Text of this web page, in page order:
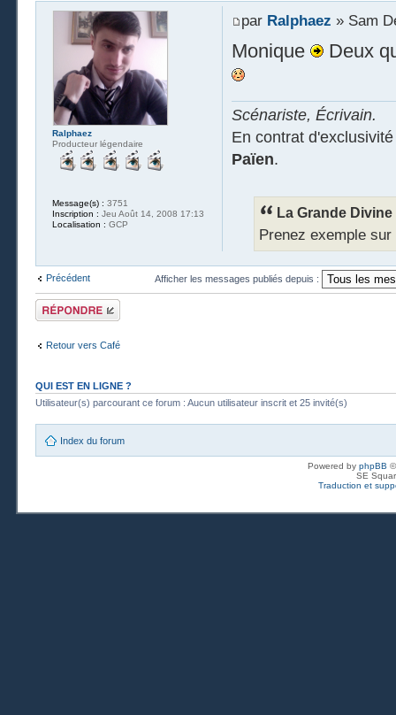
par Ralphaez » Sam
Monique Deux
Scénariste, Écrivain.
En contrat
Païen.
La Grande
Prenez exemple
Ralphaez
Producteur légendaire
Message(s) : 3751
Inscription : Jeu Août 14, 2008 17:13
Localisation : GCP
Précédent Afficher les messages publiés depuis :
Publier une
réponse
Retour vers Café
QUI EST EN LIGNE ?
Utilisateur(s) parcourant ce forum : Aucun utilisateur inscrit et 25 invité(s)
Index du forum
Powered by phpBB
SE
Traduction et